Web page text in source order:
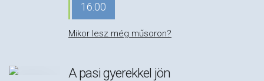
16:00
Mikor lesz még műsoron?
A pasi gyerekkel jön